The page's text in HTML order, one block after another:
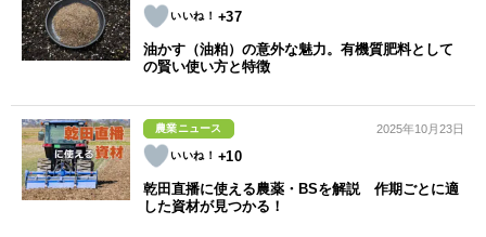
+37
油かす（油粕）の意外な魅力。有機質肥料として
の賢い使い方と特徴
農業ニュース
+10
2025年10月23日
乾田直播に使える農薬・BSを解説 作期ごとに適
した資材が見つかる！